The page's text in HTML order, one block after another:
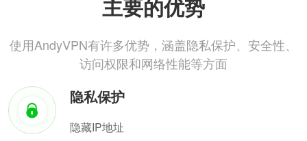
主要的优势
使用AndyVPN有许多优势，涵盖隐私保护、安全性、
访问权限和网络性能等方面
隐私保护
隐藏IP地址